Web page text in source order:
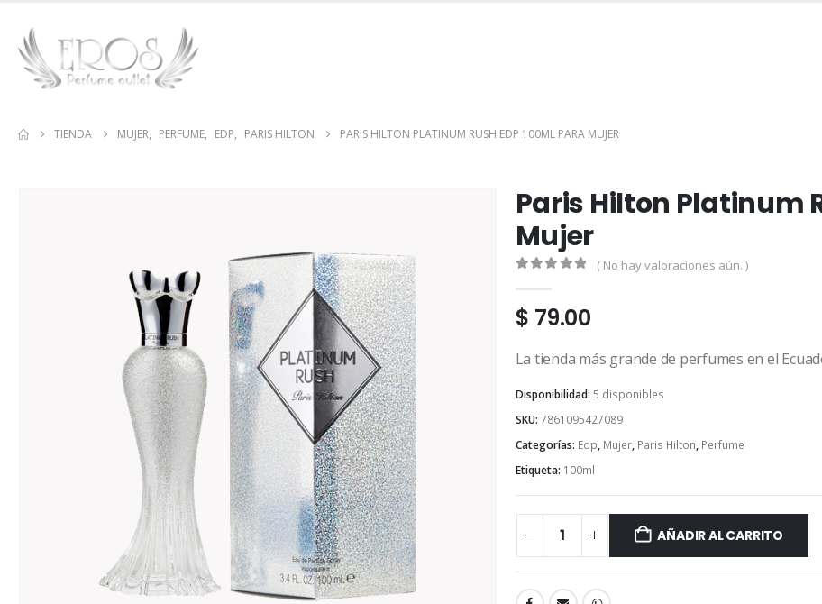
TIENDA MUJER, PERFUME, EDP, PARIS HILTON PARIS HILTON PLATINUM RUSH EDP 100ML PARA MUJER
Paris Hilton Platinum
Mujer
( No hay valoraciones aún. )
$ 79.00
La tienda más grande de perfumes en el
Disponibilidad: 5 disponibles
SKU: 7861095427089
Categorías: Edp, Mujer, Paris Hilton, Perfume
Etiqueta: 100ml
AÑADIR AL CARRITO